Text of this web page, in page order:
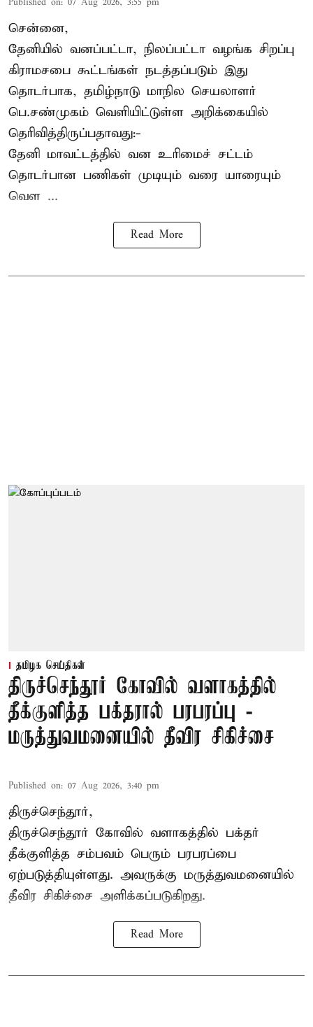
சென்னை,
தேனியில் வனப்பட்டா, நிலப்பட்டா வழங்க சிறப்பு
கிராமசபை கூட்டங்கள் நடத்தப்படும் இது
தொடர்பாக, தமிழ்நாடு மாநில செயலாளர்
பெ.சண்முகம் வெளியிட்டுள்ள அறிக்கையில்
தெரிவித்திருப்பதாவது:-
தேனி மாவட்டத்தில் வன உரிமைச் சட்டம்
தொடர்பான பணிகள் முடியும் வரை யாரையும்
வெள ...
Read More
தமிழக செய்திகள்
திருச்செந்தூர் கோவில் வளாகத்தில்
தீக்குளித்த பக்தரால் பரபரப்பு -
மருத்துவமனையில் தீவிர சிகிச்சை
Published on: 07 Aug 2026, 3:40 pm
திருச்செந்தூர்,
திருச்செந்தூர் கோவில் வளாகத்தில் பக்தர்
தீக்குளித்த சம்பவம் பெரும் பரபரப்பை
ஏற்படுத்தியுள்ளது. அவருக்கு மருத்துவமனையில்
தீவிர சிகிச்சை அளிக்கப்படுகிறது.
Read More